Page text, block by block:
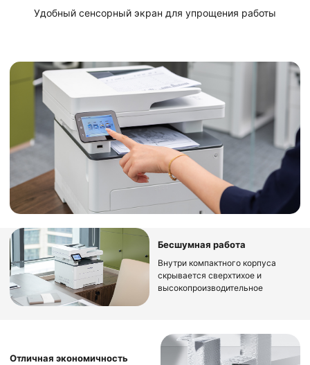
Удобный сенсорный экран для упрощения работы
Бесшумная работа
Внутри компактного корпуса
скрывается сверхтихое и
высокопроизводительное
Отличная экономичность